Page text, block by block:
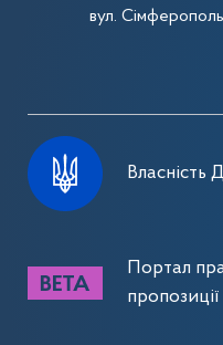
вул.
Власність
Портал